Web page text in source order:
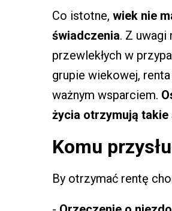
Co istotne, wiek nie
świadczenia. Z uwagi
przewlekłych w
grupie wiekowej,
ważnym wsparciem.
życia otrzymują takie
Komu
By otrzymać rentę